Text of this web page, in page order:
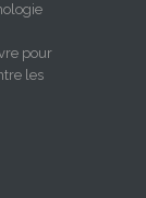
pour
les